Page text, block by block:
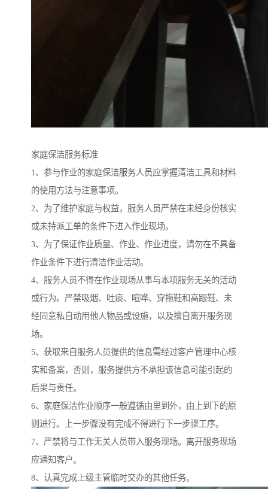
家庭保洁服务标准
1、参与作业的家庭保洁服务人员应掌握清洁工具和材料
的使用方法与注意事项。
2、为了维护家庭与权益，服务人员严禁在未经身份核实
或未持派工单的条件下进入作业现场。
3、为了保证作业质量、作业、作业进度，请勿在不具备
作业条件下进行清洁作业活动。
4、服务人员不得在作业现场从事与本项服务无关的活动
或行为。严禁吸烟、吐痰、喧哗、穿拖鞋和高跟鞋、未
经同意私自动用他人物品或设施，以及擅自离开服务现
场。
5、获取来自服务人员提供的信息需经过客户管理中心核
实和备案，否则，服务提供方不承担该信息可能引起的
后果与责任。
6、家庭保洁作业顺序一般遵循由里到外，由上到下的原
则进行。上一步骤没有完成不得进行下一步骤工序。
7、严禁将与工作无关人员带入服务现场。离开服务现场
应通知客户。
8、认真完成上级主管临时交办的其他任务。